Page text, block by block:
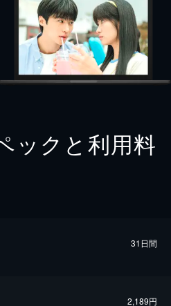
ックと利用料
31日間
2,189円